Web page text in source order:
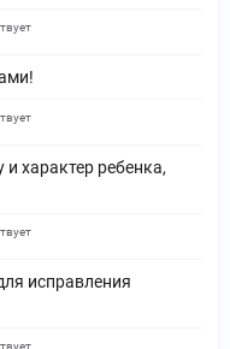
характер ребенка,
исправления